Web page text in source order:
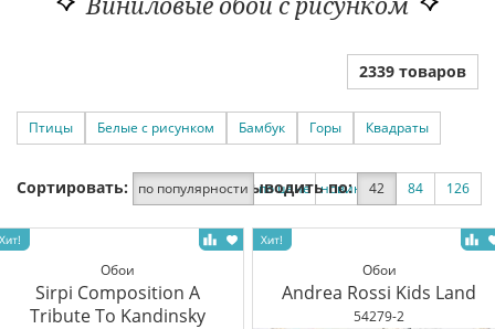
2339 товаров
Птицы Белые с рисунком Бамбук Горы Квадраты
Сортировать: по популярности по цене новинки по скидке
Выводить по: 42 84 126
Обои
Sirpi Composition A
Tribute To Kandinsky
Обои
Andrea Rossi Kids Land
54279-2